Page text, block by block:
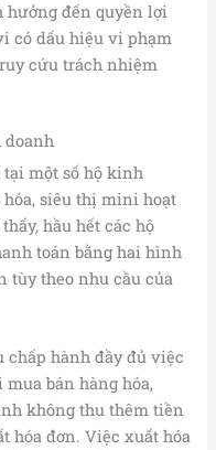
hưởng đến quyền lợi
có dấu hiệu vi phạm
cứu trách nhiệm
doanh
một số hộ kinh
siêu thị mini hoạt
hầu hết các hộ
toán bằng hai hình
tùy theo nhu cầu của
chấp hành đầy đủ việc
bán hàng hóa,
không thu thêm tiền
hóa đơn. Việc xuất hóa